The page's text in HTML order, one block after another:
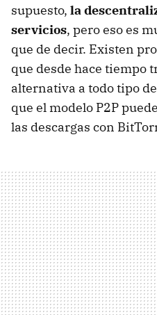
supuesto, la
servicios, pero eso es
que de decir. Existen
que desde hace tiempo
alternativa a todo tipo
que el modelo P2P
las descargas con